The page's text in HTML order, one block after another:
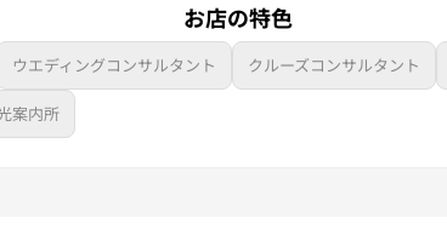
お店の特色
ウエディングコンサルタント クルーズコンサルタント
案内所